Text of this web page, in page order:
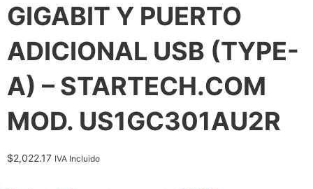
GIGABIT Y PUERTO
ADICIONAL USB (TYPE-
A) – STARTECH.COM
MOD. US1GC301AU2R
$2,022.17 IVA Incluido